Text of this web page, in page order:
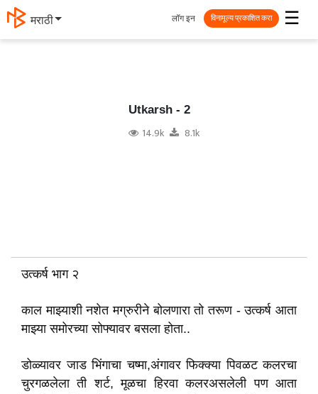
मराठी ☰
लॉग इन विनामूल्य प्रकाशित करा
Utkarsh - 2
14.9k 8.1k
उत्कर्ष भाग २
काल माझ्याशी नशेत मग्रुरीने बोलणारा तो तरूण - उत्कर्ष आता
माझ्या समोरच्या सोफ्यावर बसला होता..
डोळ्यावर जाड भिंगाचा चष्मा,अंगावर फिक्क्या पिवळट कलरचा
चुरगळलेला ती शर्ट, मूळचा हिरवा कलरअसलेली पण आता